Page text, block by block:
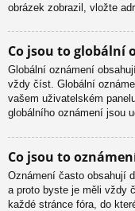
obrázek zobrazil, vložte
Co jsou to globální
Globální oznámení
vždy číst. Globální
vašem uživatelském
globálního oznámení jsou
Co jsou to
Oznámení často obsahují
a proto byste je měli vždy
každé stránce fóra, do